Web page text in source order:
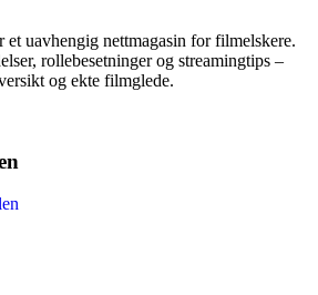
et uavhengig nettmagasin for filmelskere.
rollebesetninger og streamingtips –
og ekte filmglede.